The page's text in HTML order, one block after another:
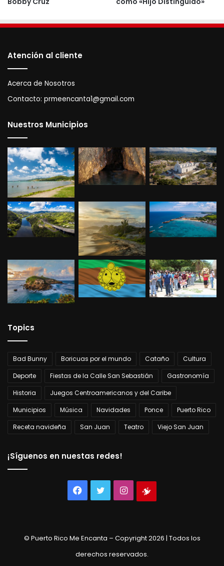
Atención al cliente
Acerca de Nosotros
Contacto: prmeencanta1@gmail.com
Nuestros Municipios
Topics
Bad Bunny Boricuas por el mundo Cataño
Cultura
Deporte
Fiestas de la Calle San Sebastián
Gastronomía
Historia
Juegos Centroamericanos y del Caribe
Municipios
Música Navidades Ponce
Puerto Rico
Receta navideña
San Juan Teatro Viejo San Juan
¡Síguenos en nuestas redes!
Facebook
TwitterInstagram
© Puerto Rico Me Encanta – Copyright 2026 | Todos los
derechos reservados.